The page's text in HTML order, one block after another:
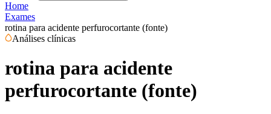
Home
Exames
rotina para acidente perfurocortante (fonte)
Análises clínicas
rotina para acidente
perfurocortante (fonte)